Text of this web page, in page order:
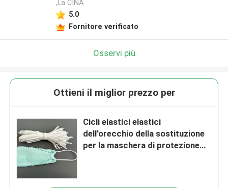
,La CINA
5.0
Fornitore verificato
Osservi più
Ottieni il miglior prezzo per
Cicli elastici elastici
dell'orecchio della sostituzione
per la maschera di protezione